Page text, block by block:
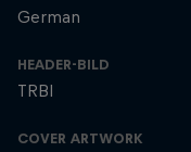
German
HEADER-BILD
TRBI
COVER ARTWORK